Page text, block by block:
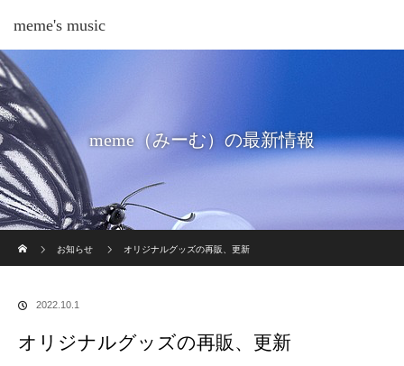
meme's music
meme（みーむ）の最新情報
お知らせ
オリジナルグッズの再販、更新
2022.10.1
オリジナルグッズの再販、更新